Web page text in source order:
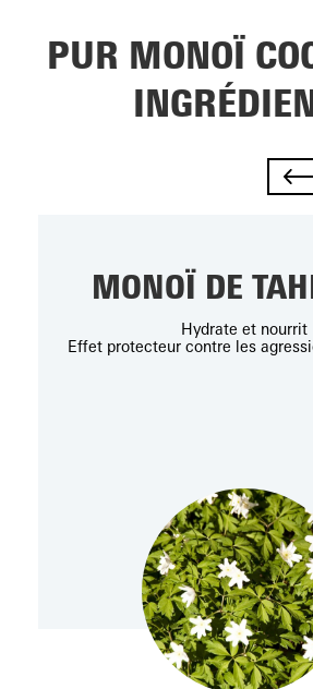
PUR MONOÏ
MONOÏ DE
Hydrate et nourrit
Effet protecteur contre les